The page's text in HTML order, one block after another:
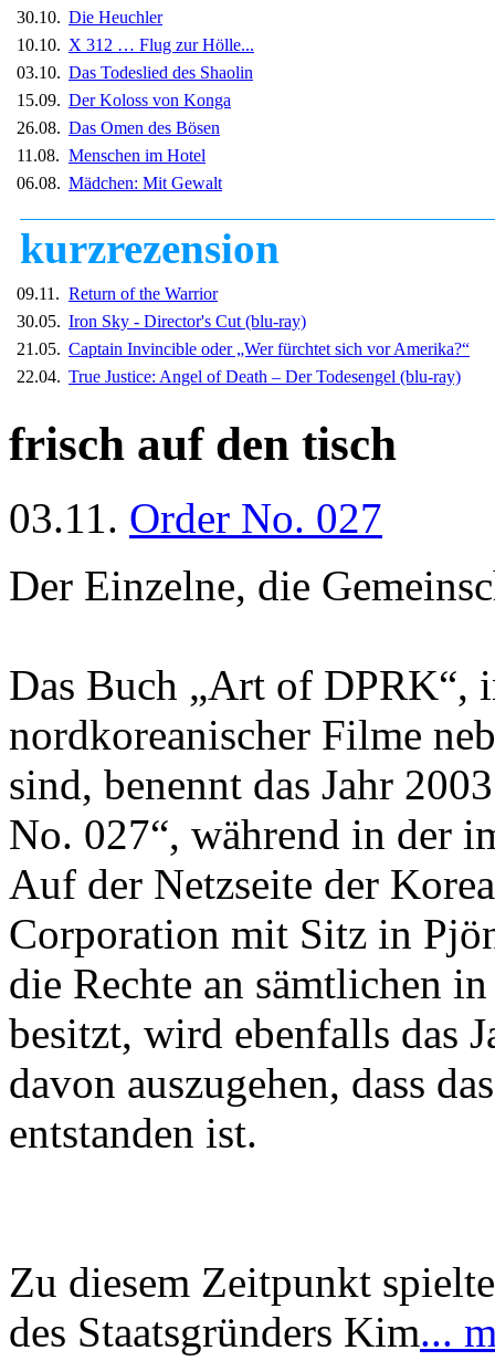
30.10. Die Heuchler
10.10. X 312 … Flug zur Hölle...
03.10. Das Todeslied des Shaolin
15.09. Der Koloss von Konga
26.08. Das Omen des Bösen
11.08. Menschen im Hotel
06.08. Mädchen: Mit Gewalt
kurzrezension
09.11. Return of the Warrior
30.05. Iron Sky - Director's Cut (blu-ray)
21.05. Captain Invincible oder „Wer fürchtet sich vor Amerika?“
22.04. True Justice: Angel of Death – Der Todesengel (blu-ray)
frisch auf den tisch
03.11. Order No. 027
Der Einzelne, die
Das Buch „Art of DPRK“,
nordkoreanischer Filme
sind, benennt das Jahr
No. 027“, während in der
Auf der Netzseite der
Corporation mit Sitz in
die Rechte an sämtlichen
besitzt, wird ebenfalls das
davon auszugehen, dass
entstanden ist.
Zu diesem Zeitpunkt
des Staatsgründers Kim...